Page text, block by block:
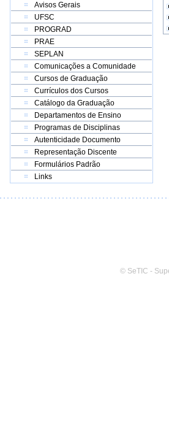
Avisos Gerais
UFSC
PROGRAD
PRAE
SEPLAN
Comunicações a Comunidade
Cursos de Graduação
Currículos dos Cursos
Catálogo da Graduação
Departamentos de Ensino
Programas de Disciplinas
Autenticidade Documento
Representação Discente
Formulários Padrão
Links
© SeTIC -